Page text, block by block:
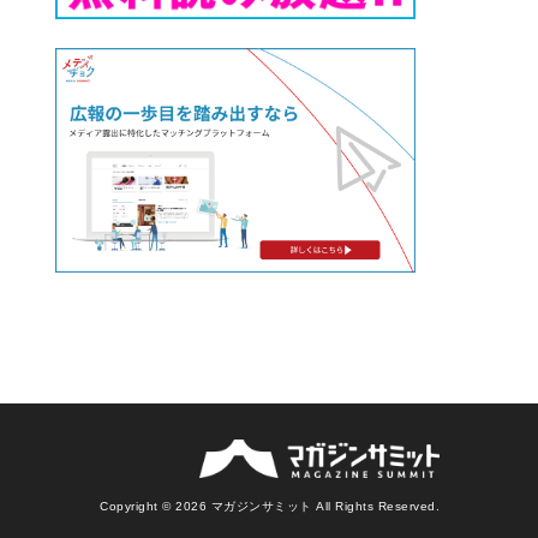
Copyright © 2026 マガジンサミット All Rights Reserved.